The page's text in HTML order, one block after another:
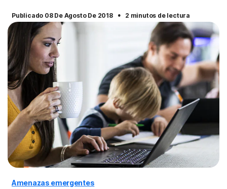
Publicado 08 De Agosto De 2018 · 2 minutos de lectura
Amenazas emergentes